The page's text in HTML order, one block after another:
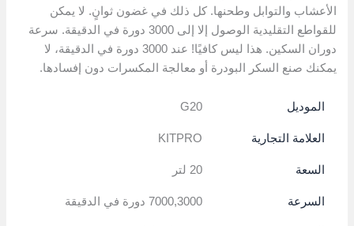
الأعشاب والتوابل وطحنها. كل ذلك في غضون ثوانٍ. لا يمكن
للقواطع التقليدية الوصول إلا إلى 3000 دورة في الدقيقة. سرعة
دوران السكين. هذا ليس كافيًا! عند 3000 دورة في الدقيقة، لا
يمكنك صنع السكر البودرة أو معالجة المكسرات دون إفسادها.
الموديل G20
العلامة التجارية KITPRO
السعة 20 لتر
السرعة 7000,3000 دورة في الدقيقة